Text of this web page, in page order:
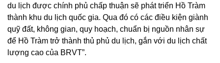
du lịch được chính phủ chấp thuận sẽ phát triển Hồ Tràm
thành khu du lịch quốc gia. Qua đó có các điều kiện giành
quỹ đất, không gian, quy hoạch, chuẩn bị nguồn nhân sự
để Hồ Tràm trở thành thủ phủ du lịch, gắn với du lịch chất
lượng cao của BRVT”.